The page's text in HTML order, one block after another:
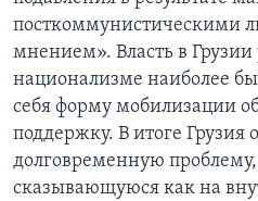
посткоммунистическими
мнением». Власть в Грузии
национализме наиболее
себя форму мобилизации
поддержку. В итоге Грузия
долговременную
сказывающуюся как на